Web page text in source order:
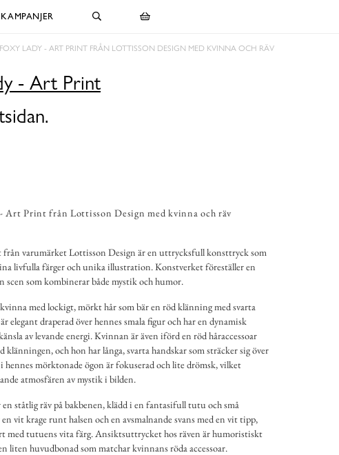
KAMPANJER
FOXY LADY - ART PRINT FRÅN LOTTISSON DESIGN MED KVINNA OCH RÄV
- Art Print
- Art Print från Lottisson Design med kvinna och räv
från varumärket Lottisson Design är en uttrycksfull konsttryck som
livfulla färger och unika illustration. Konstverket föreställer en
scen som kombinerar både mystik och humor.
med lockigt, mörkt hår som bär en röd klänning med svarta
elegant draperad över hennes smala figur och har en dynamisk
av levande energi. Kvinnan är även iförd en röd håraccessoar
klänningen, och hon har långa, svarta handskar som sträcker sig över
hennes mörktonade ögon är fokuserad och lite drömsk, vilket
atmosfären av mystik i bilden.
ståtlig räv på bakbenen, klädd i en fantasifull tutu och små
vit krage runt halsen och en avsmalnande svans med en vit tipp,
med tutuens vita färg. Ansiktsuttrycket hos räven är humoristiskt
liten huvudbonad som matchar kvinnans röda accessoar.